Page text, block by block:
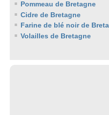
Pommeau de Bretagne
Cidre de Bretagne
Farine de blé noir de
Volailles de Bretagne